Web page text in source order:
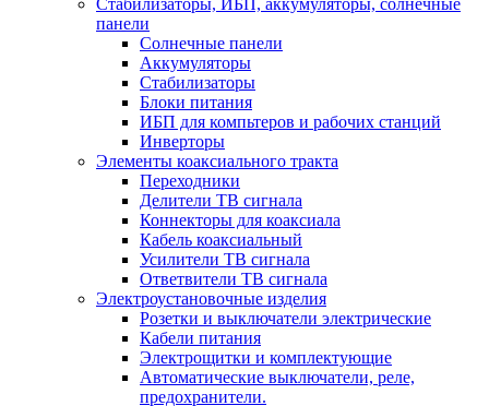
Стабилизаторы, ИБП, аккумуляторы, солнечные
панели
Солнечные панели
Аккумуляторы
Стабилизаторы
Блоки питания
ИБП для компьтеров и рабочих станций
Инверторы
Элементы коаксиального тракта
Переходники
Делители ТВ сигнала
Коннекторы для коаксиала
Кабель коаксиальный
Усилители ТВ сигнала
Ответвители ТВ сигнала
Электроустановочные изделия
Розетки и выключатели электрические
Кабели питания
Электрощитки и комплектующие
Автоматические выключатели, реле,
предохранители.